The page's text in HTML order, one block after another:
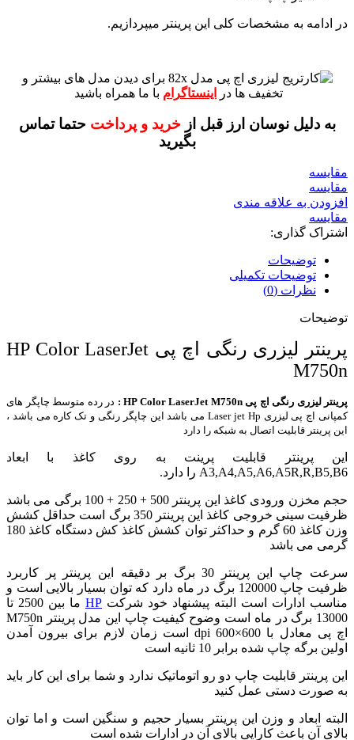
در ادامه به مشخصات کلی این پرینتر میپردازیم.
برای دیدن مدل های بیشتر و
تخفیف ها در
اینستاگرام با ما همراه باشید
به دلیل نوسان ارز قبل از خرید و پرداختحتما تماس
بگیرید
مقايسه
مقایسه
افزودن به علاقه مندی
مقایسه
اشتراک گذاری:
توضیحات
توضیحات تکمیلی
نظرات (0)
توضیحات
پرینتر لیزری رنگی اچ پی HP Color LaserJet
M750n
پرینتر لیزری رنگی اچ پی HP Color LaserJet M750n : در رده متوسط چاپگر های
کمپانی اچ پی لیزری Laser jet Hp می باشد این چاپگر رنگی و تک کاره می باشد ،
این پرینتر قابلیت اتصال به شبکه را دارد
این پرینتر قابلیت پرینت به روی کاغذ با ابعاد
A3,A4,A5,A6,A5R,R,B5,B6 را دارد.
حجم مخزن ورودی کاغذ این پرینتر 500 + 250 + 100 برگی می باشد
ظرفیت سینی خروجی کاغذ این پرینتر 350 برگ است
حداقل کشش
وزن کاغذ 60 گرم و حداکثر توان کشش کاغذ کش دستگاه کاغذ 180
گرمی می باشد
سرعت چاپ این پرینتر 30 برگ بر دقیقه
این پرینتر پر کاربرد
ظرفیت چاپ 120000 برگ در ماه دارد
که توان بسیار بالایی است و
مناسب ادارات است
البته پیشنهاد خود شرکت HP
ما بین 2500 تا
13000 برگ در ماه است
وضوح کیفیت چاپ این مدل پرینتر M750n
اچ پی معادل با 600×600 dpi است
زمان لازم برای بیرون آمدن
اولین برگه چاپ شده برابر 10 ثانیه است
این پرینتر قابلیت چاپ دو رو اتوماتیک ندارد و شما برای این کار باید
به صورت دستی عمل کنید
البته ابعاد و وزن این پرینتر بسیار حجیم و سنگین است و اما توان
بالای آن باعث کارایی بالای آن در ادارات شده است